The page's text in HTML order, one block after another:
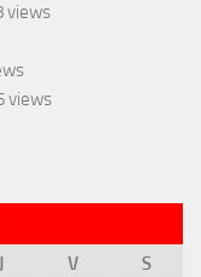
views
views
J V
S